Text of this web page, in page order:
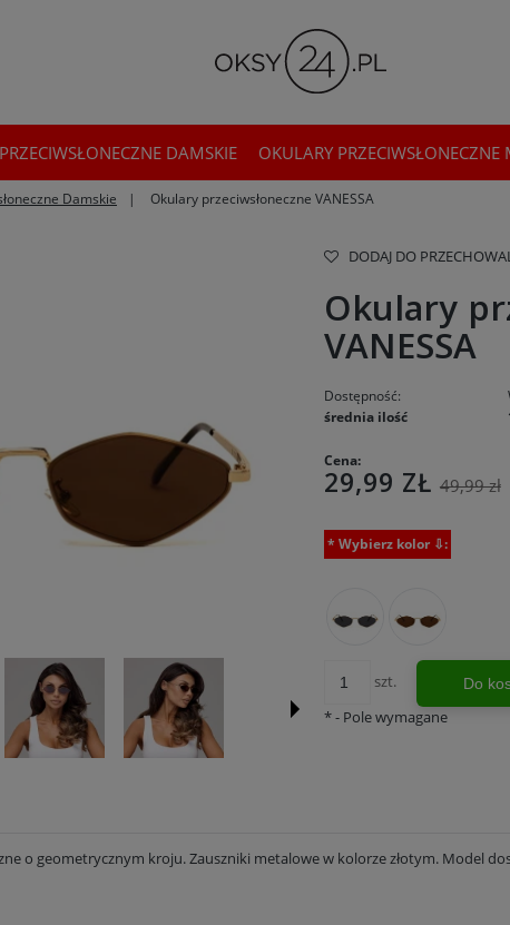
DAMSKIE OKULARY PRZECIWSŁONECZNE
Damskie Okulary przeciwsłoneczne VANESSA
DODAJ DO
Okulary
VANESSA
Dostępność:
średnia ilość
Cena:
29,99 ZŁ 49,99 zł
* Wybierz kolor ⇩:
szt. Do
*- Pole wymagane
o geometrycznym kroju. Zauszniki metalowe w kolorze złotym. Model